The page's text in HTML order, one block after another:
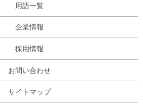
用語一覧
企業情報
採用情報
お問い合わせ
サイトマップ